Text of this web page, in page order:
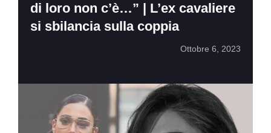
di loro non c’è…” | L’ex cavaliere
si sbilancia sulla coppia
Ottobre 6, 2023